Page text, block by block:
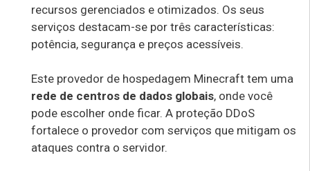
recursos gerenciados e otimizados. Os seus
serviços destacam-se por três características:
potência, segurança e preços acessíveis.
Este provedor de hospedagem Minecraft tem uma
rede de centros de dados globais, onde você
pode escolher onde ficar. A proteção DDoS
fortalece o provedor com serviços que mitigam os
ataques contra o servidor.